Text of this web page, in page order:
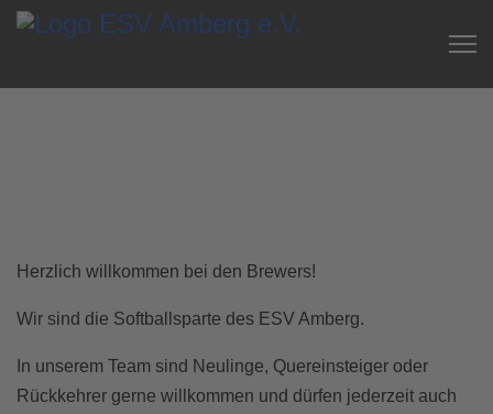
Herzlich willkommen bei den Brewers!
Wir sind die Softballsparte des ESV Amberg.
In unserem Team sind Neulinge, Quereinsteiger oder
Rückkehrer gerne willkommen und dürfen jederzeit auch